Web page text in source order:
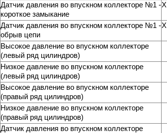
Датчик давления во впускном коллекторе №1 -
короткое замыкание
X
Датчик давления во впускном коллекторе №1 -
обрыв цепи
X
Высокое давление во впускном коллекторе
(левый ряд цилиндров)
Низкое давление во впускном коллекторе
(левый ряд цилиндров)
Высокое давление во впускном коллекторе
(правый ряд цилиндров)
Низкое давление во впускном коллекторе
(правый ряд цилиндров)
Датчик давления во впускном коллекторе